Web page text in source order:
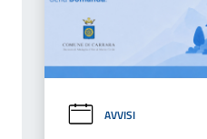
AVVISI